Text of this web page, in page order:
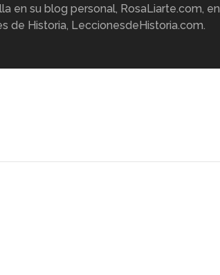
en su blog personal, RosaLiarte.com, en
de Historia, LeccionesdeHistoria.com.